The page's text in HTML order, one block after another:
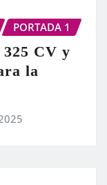
PORTADA 1
CV y
la